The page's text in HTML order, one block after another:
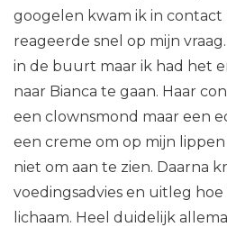
googelen kwam ik in contact
reageerde snel op mijn
in de buurt maar ik had het
naar Bianca te gaan. Haar
een clownsmond maar een
een creme om op mijn
niet om aan te zien. Daarna
voedingsadvies en uitleg
lichaam. Heel duidelijk